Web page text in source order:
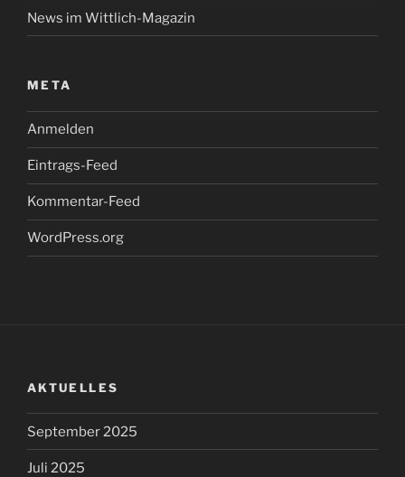
News im Wittlich-Magazin
META
Anmelden
Eintrags-Feed
Kommentar-Feed
WordPress.org
AKTUELLES
September 2025
Juli 2025